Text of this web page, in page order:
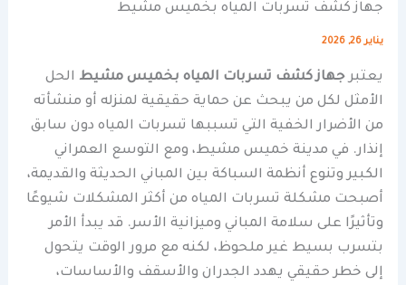
جهاز كشف تسربات المياه بخميس مشيط
يناير 26, 2026
يعتبرجهاز كشف تسربات المياه بخميس مشيط الحل
الأمثل لكل من يبحث عن حماية حقيقية لمنزله أو منشأته
من الأضرار الخفية التي تسببها تسربات المياه دون سابق
إنذار. في مدينة خميس مشيط، ومع التوسع العمراني
الكبير وتنوع أنظمة السباكة بين المباني الحديثة والقديمة،
أصبحت مشكلة تسربات المياه من أكثر المشكلات شيوعًا
وتأثيرًا على سلامة المباني وميزانية الأسر. قد يبدأ الأمر
بتسرب بسيط غير ملحوظ، لكنه مع مرور الوقت يتحول
إلى خطر حقيقي يهدد الجدران والأسقف والأساسات،